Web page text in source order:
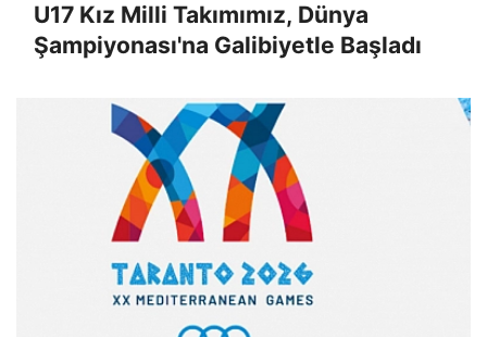
U17 Kız Milli Takımımız, Dünya
Şampiyonası'na Galibiyetle Başladı